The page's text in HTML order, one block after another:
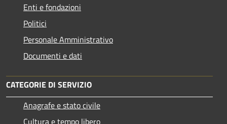
Enti e fondazioni
Politici
Personale Amministrativo
Documenti e dati
CATEGORIE DI SERVIZIO
Anagrafe e stato civile
Cultura e tempo libero